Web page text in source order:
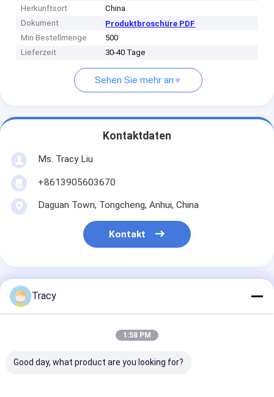
Herkunftsort
China
Dokument
Produktbroschüre PDF
Min Bestellmenge
500
Lieferzeit
30-40 Tage
Sehen Sie mehr an
Kontaktdaten
Ms. Tracy Liu
+8613905603670
Daguan Town, Tongcheng, Anhui, China
Kontakt
Erhalten Sie Den Besten Preis Für
Weißes Mikrofiber-
mittlerer Weichheit
Tracy
1:58 PM
Good day, what product are you looking for?